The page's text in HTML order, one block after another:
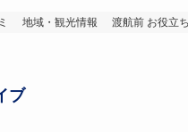
地域・観光情報 渡航前 お役立
ブ